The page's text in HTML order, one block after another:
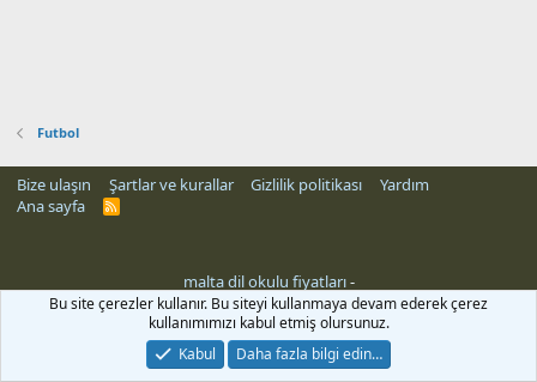
Futbol
Bize ulaşın Şartlar ve kurallar Gizlilik politikası
Yardım
Ana sayfa
R
malta dil okulu fiyatları-
Bu site çerezler kullanır. Bu siteyi kullanmaya devam ederek çerez
kullanımımızı kabul etmiş olursunuz.
Kabul
Daha fazla bilgi edin…